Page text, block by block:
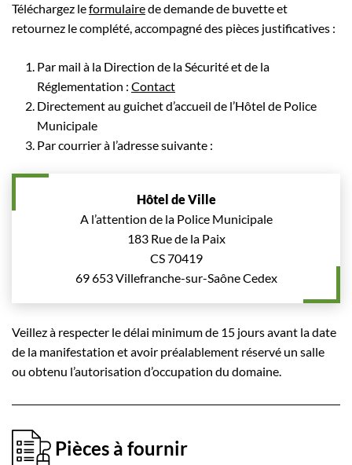
Téléchargez leformulairede demande de buvette et
retournez le complété, accompagné des pièces justificatives :
Par mail à la Direction de la Sécurité et de la
Réglementation : Contact
Directement au guichet d’accueil de l’Hôtel de Police
Municipale
Par courrier à l’adresse suivante :
Hôtel de Ville
A l’attention de la Police Municipale
183 Rue de la Paix
CS 70419
69 653 Villefranche-sur-Saône Cedex
Veillez à respecter le délai minimum de 15 jours avant la date
de la manifestation et avoir préalablement réservé un salle
ou obtenu l’autorisation d’occupation du domaine.
Pièces à fournir